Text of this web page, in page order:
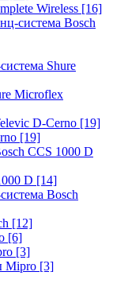
Wireless [16]
система Bosch
Shure
Microflex
D-Cerno [19]
[19]
CCS 1000 D
D [14]
Bosch
[12]
[6]
[3]
Mipro [3]